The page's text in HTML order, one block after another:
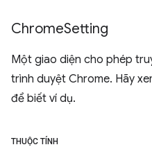
ChromeSetting
Một giao diện cho phép
trình duyệt Chrome. Hãy
để biết ví dụ.
THUỘC TÍNH